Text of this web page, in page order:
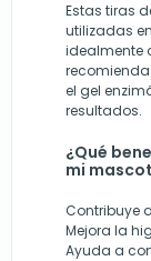
Estas tiras
utilizadas
idealmente
el gel
resultados.
¿Qué
mi
Contribuye
Mejora la
Ayuda a